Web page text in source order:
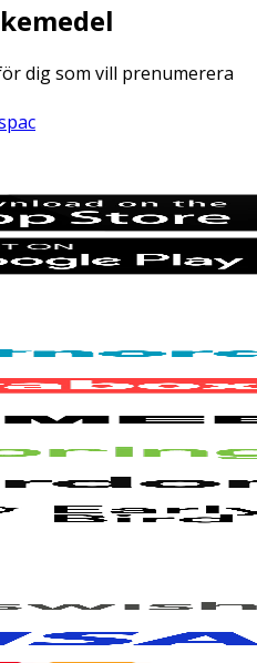
dig som vill prenumerera